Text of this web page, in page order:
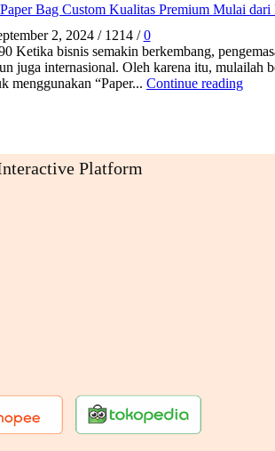
Bag Custom Kualitas Premium Mulai dari
2, 2024 / 1214 / 0
bisnis semakin berkembang,
juga internasional. Oleh karena itu,
menggunakan “Paper... Continue reading
Platform